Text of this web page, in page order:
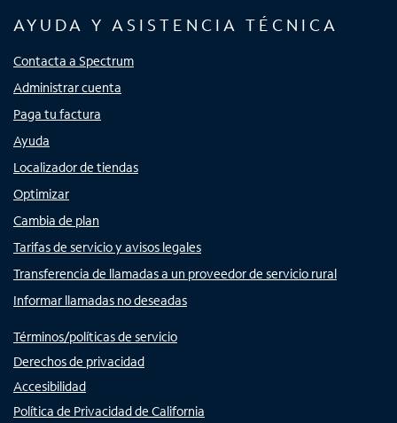
AYUDA Y ASISTENCIA TÉCNICA
Contacta a Spectrum
Administrar cuenta
Paga tu factura
Ayuda
Localizador de tiendas
Optimizar
Cambia de plan
Tarifas de servicio y avisos legales
Transferencia de llamadas a un proveedor de servicio rural
Informar llamadas no deseadas
Términos/políticas de servicio
Derechos de privacidad
Accesibilidad
Política de Privacidad de California